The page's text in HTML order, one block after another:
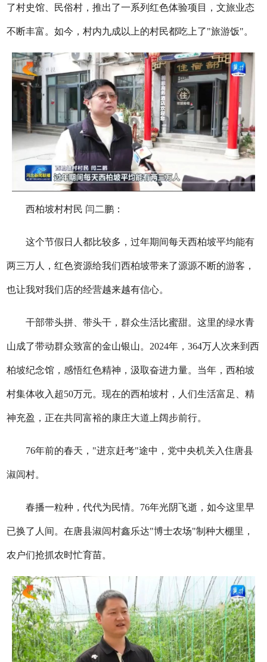
了村史馆、民俗村，推出了一系列红色体验项目，文旅业态
不断丰富。如今，村内九成以上的村民都吃上了"旅游饭"。
西柏坡村村民 闫二鹏：
这个节假日人都比较多，过年期间每天西柏坡平均能有
两三万人，红色资源给我们西柏坡带来了源源不断的游客，
也让我对我们店的经营越来越有信心。
干部带头拼、带头干，群众生活比蜜甜。这里的绿水青
山成了带动群众致富的金山银山。2024年，364万人次来到西
柏坡纪念馆，感悟红色精神，汲取奋进力量。当年，西柏坡
村集体收入超50万元。现在的西柏坡村，人们生活富足、精
神充盈，正在共同富裕的康庄大道上阔步前行。
76年前的春天，"进京赶考"途中，党中央机关入住唐县
淑闾村。
春播一粒种，代代为民情。76年光阴飞逝，如今这里早
已换了人间。在唐县淑闾村鑫乐达"博士农场"制种大棚里，
农户们抢抓农时忙育苗。